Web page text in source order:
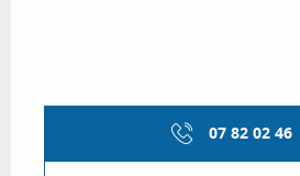
07 82 02 46